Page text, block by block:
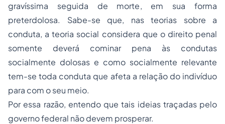
gravíssima seguida de morte, em sua forma
preterdolosa. Sabe-se que, nas teorias sobre a
conduta, a teoria social considera que o direito penal
somente deverá cominar pena às condutas
socialmente dolosas e como socialmente relevante
tem-se toda conduta que afeta a relação do indivíduo
para com o seu meio.
Por essa razão, entendo que tais ideias traçadas pelo
governo federal não devem prosperar.